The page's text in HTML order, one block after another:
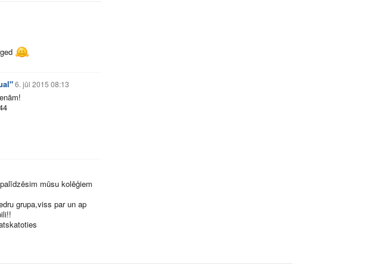
6. jūl 2015 08:13
mūsu kolēģiem
grupa,viss par un ap